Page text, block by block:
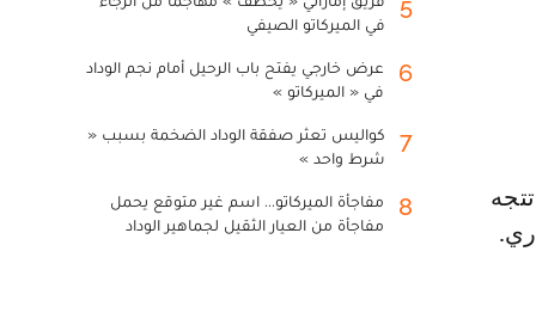
5
في الميركاتو الصيفي
6
عرض خارجي يفتح باب الرحيل أمام نجم الوداد
في « الميركاتو »
7
كواليس تعثر صفقة الوداد الضخمة بسبب «
شرط واحد »
8
مفاجأة الميركاتو... اسم غير متوقع يحمل
مفاجأة من العيار الثقيل لجماهير الوداد